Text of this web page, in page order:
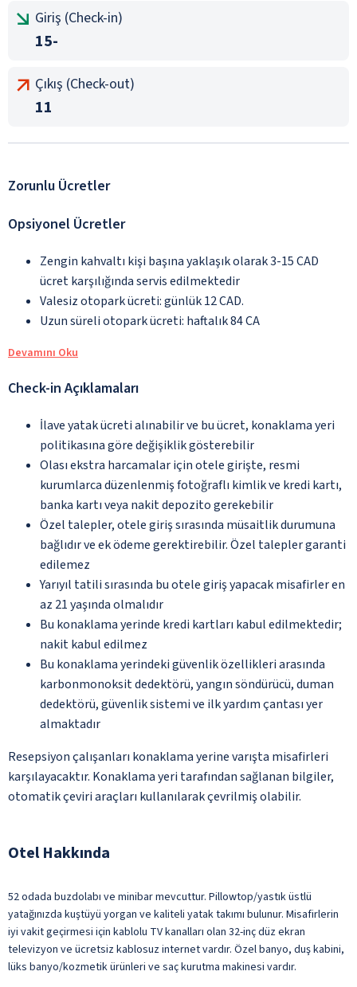
Giriş (Check-in)
15-
Çıkış (Check-out)
11
Zorunlu Ücretler
Opsiyonel Ücretler
Zengin kahvaltı kişi başına yaklaşık olarak 3-15 CAD
ücret karşılığında servis edilmektedir
Valesiz otopark ücreti: günlük 12 CAD.
Uzun süreli otopark ücreti: haftalık 84 CA
Devamını Oku
Check-in Açıklamaları
İlave yatak ücreti alınabilir ve bu ücret, konaklama yeri
politikasına göre değişiklik gösterebilir
Olası ekstra harcamalar için otele girişte, resmi
kurumlarca düzenlenmiş fotoğraflı kimlik ve kredi kartı,
banka kartı veya nakit depozito gerekebilir
Özel talepler, otele giriş sırasında müsaitlik durumuna
bağlıdır ve ek ödeme gerektirebilir. Özel talepler garanti
edilemez
Yarıyıl tatili sırasında bu otele giriş yapacak misafirler en
az 21 yaşında olmalıdır
Bu konaklama yerinde kredi kartları kabul edilmektedir;
nakit kabul edilmez
Bu konaklama yerindeki güvenlik özellikleri arasında
karbonmonoksit dedektörü, yangın söndürücü, duman
dedektörü, güvenlik sistemi ve ilk yardım çantası yer
almaktadır
Resepsiyon çalışanları konaklama yerine varışta misafirleri
karşılayacaktır. Konaklama yeri tarafından sağlanan bilgiler,
otomatik çeviri araçları kullanılarak çevrilmiş olabilir.
Otel Hakkında
52 odada buzdolabı ve minibar mevcuttur. Pillowtop/yastık üstlü
yatağınızda kuştüyü yorgan ve kaliteli yatak takımı bulunur. Misafirlerin
iyi vakit geçirmesi için kablolu TV kanalları olan 32-inç düz ekran
televizyon ve ücretsiz kablosuz internet vardır. Özel banyo, duş kabini,
lüks banyo/kozmetik ürünleri ve saç kurutma makinesi vardır.